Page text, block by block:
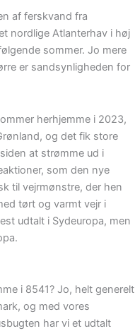
af ferskvand fra
nordlige Atlanterhav i høj
sommer. Jo mere
er sandsynligheden for
herhjemme i 2023,
og det fik store
at strømme ud i
som den nye
til vejrmønstre, der hen
tørt og varmt vejr i
udtalt i Sydeuropa, men
i 8541? Jo, helt generelt
og med vores
har vi et udtalt